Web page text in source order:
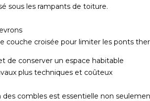
sous les rampants de toiture.
couche croisée pour limiter les ponts
de conserver un espace habitable
plus techniques et coûteux
des combles est essentielle non